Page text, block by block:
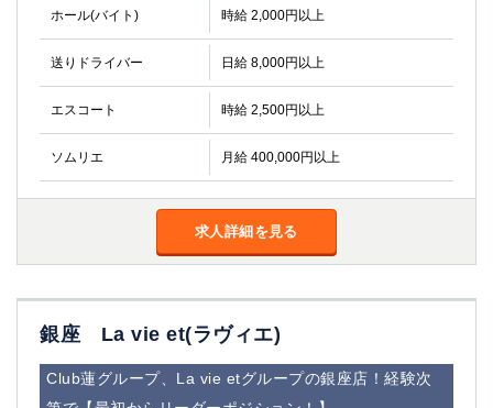
ホール(バイト) 時給 2,000円以上
送りドライバー 日給 8,000円以上
エスコート 時給 2,500円以上
ソムリエ 月給 400,000円以上
求人詳細を見る
銀座 La vie et(ラヴィエ)
Club蓮グループ、La vie etグループの銀座店！経験次